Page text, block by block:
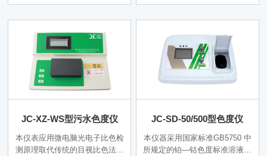
厂、环保部门、工业用水、制酒
行业等部门的色度测定，从而达
到规定的水质标准。
JC-XZ-WS型污水色度仪
本仪表应用微电脑光电子比色检
测原理取代传统的目视比色法。
JC-SD-50/500型色度仪
本仪器采用国家标准GB5750 中
所规定的铂—钴色度标准溶液进